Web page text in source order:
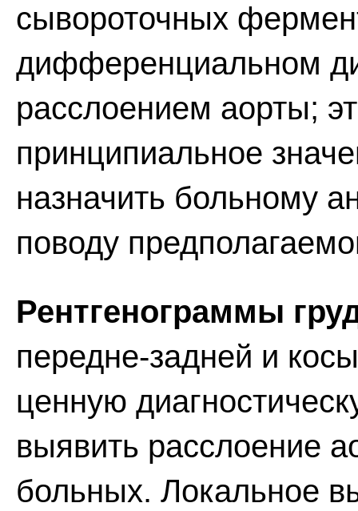
сывороточных
дифференциальном
расслоением аорты;
принципиальное
назначить больному
поводу
Рентгенограммы
передне-задней и
ценную
выявить расслоение
больных. Локальное